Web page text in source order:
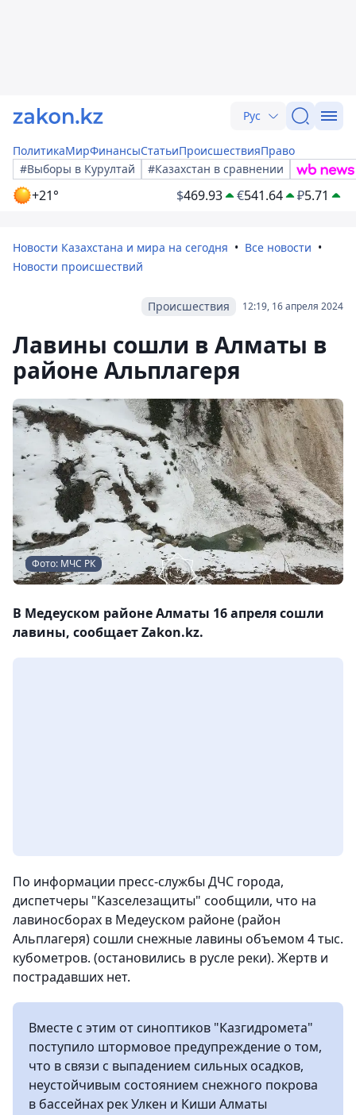
Рус
ПолитикаМирФинансыСтатьиПроисшествияПраво
#Выборы в Курултай
#Казахстан в сравнении
+21° $469.93 €541.64 ₽5.71
Новости Казахстана и мира на сегодня
Все новости
Новости происшествий
12:19, 16 апреля 2024
Происшествия
Лавины сошли в Алматы в
районе Альплагеря
Фото: МЧС РК
В Медеуском районе Алматы 16 апреля сошли
лавины, сообщает Zakon.kz.
По информации пресс-службы ДЧС города,
диспетчеры "Казселезащиты" сообщили, что на
лавиносборах в Медеуском районе (район
Альплагеря) сошли снежные лавины объемом 4 тыс.
кубометров. (остановились в русле реки). Жертв и
пострадавших нет.
Вместе с этим от синоптиков "Казгидромета"
поступило штормовое предупреждение о том,
что в связи с выпадением сильных осадков,
неустойчивым состоянием снежного покрова
в бассейнах рек Улкен и Киши Алматы